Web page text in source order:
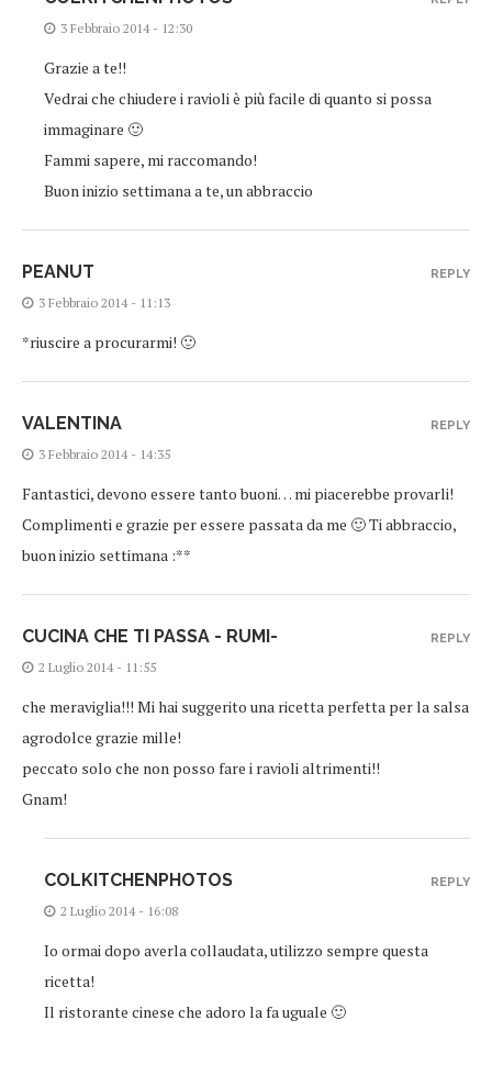
3 Febbraio 2014 - 12:30
Grazie a te!!
Vedrai che chiudere i ravioli è più facile di quanto si possa
immaginare 🙂
Fammi sapere, mi raccomando!
Buon inizio settimana a te, un abbraccio
PEANUT
3 Febbraio 2014 - 11:13
*riuscire a procurarmi! 🙂
REPLY
VALENTINA
3 Febbraio 2014 - 14:35
Fantastici, devono essere tanto buoni… mi piacerebbe provarli!
Complimenti e grazie per essere passata da me 🙂 Ti abbraccio,
buon inizio settimana :**
REPLY
CUCINA CHE TI PASSA - RUMI-
2 Luglio 2014 - 11:55
che meraviglia!!! Mi hai suggerito una ricetta perfetta per la salsa
agrodolce grazie mille!
peccato solo che non posso fare i ravioli altrimenti!!
Gnam!
REPLY
COLKITCHENPHOTOS
2 Luglio 2014 - 16:08
Io ormai dopo averla collaudata, utilizzo sempre questa
ricetta!
Il ristorante cinese che adoro la fa uguale 🙂
REPLY